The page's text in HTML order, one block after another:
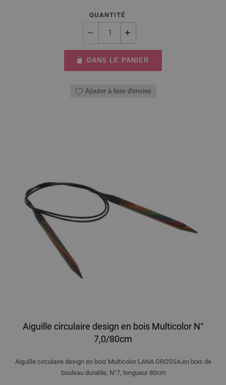
QUANTITÉ
DANS LE PANIER
Ajouter à liste d'envies
Aiguille circulaire design en bois Multicolor N°
7,0/80cm
Aiguille circulaire design en bois Multicolor LANA GROSSA,en bois de
bouleau durable, N°7, longueur 80cm